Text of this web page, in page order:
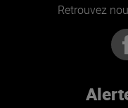
Retrouvez